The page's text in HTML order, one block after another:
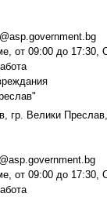
от 09:00 до
гр. Велики
от 09:00 до